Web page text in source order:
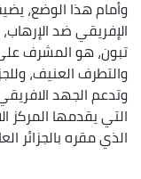
وأمام هذا الوضع، يضيف
الإفريقي ضد
تبون، هو المشرف على
والتطرف العنيف،
وتدعم الجهد
التي يقدمها المركز
الذي مقره بالجزائر